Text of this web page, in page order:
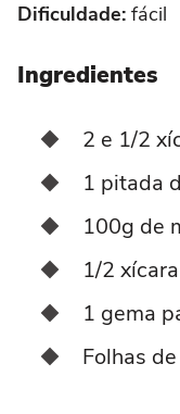
Dificuldade: fácil
Ingredientes
2 e 1/2
1 pitada
100g de
1/2
1 gema
Folhas